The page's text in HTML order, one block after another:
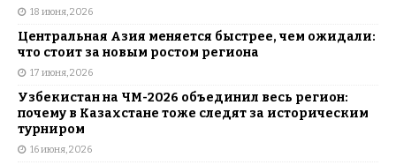
18 июня, 2026
Центральная Азия меняется быстрее, чем ожидали:
что стоит за новым ростом региона
17 июня, 2026
Узбекистан на ЧМ-2026 объединил весь регион:
почему в Казахстане тоже следят за историческим
турниром
16 июня, 2026